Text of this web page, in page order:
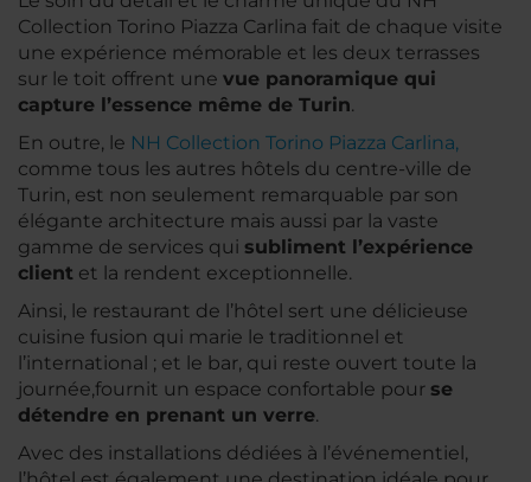
Collection Torino Piazza Carlina fait de chaque visite
une expérience mémorable et les deux terrasses
sur le toit offrent une vue panoramique qui
capture l’essence même de Turin.
En outre, le NH Collection Torino Piazza Carlina,
comme tous les autres hôtels du centre-ville de
Turin, est non seulement remarquable par son
élégante architecture mais aussi par la vaste
gamme de services qui subliment l’expérience
client et la rendent exceptionnelle.
Ainsi, le restaurant de l’hôtel sert une délicieuse
cuisine fusion qui marie le traditionnel et
l’international ; et le bar, qui reste ouvert toute la
journée,fournit un espace confortable pour se
détendre en prenant un verre.
Avec des installations dédiées à l’événementiel,